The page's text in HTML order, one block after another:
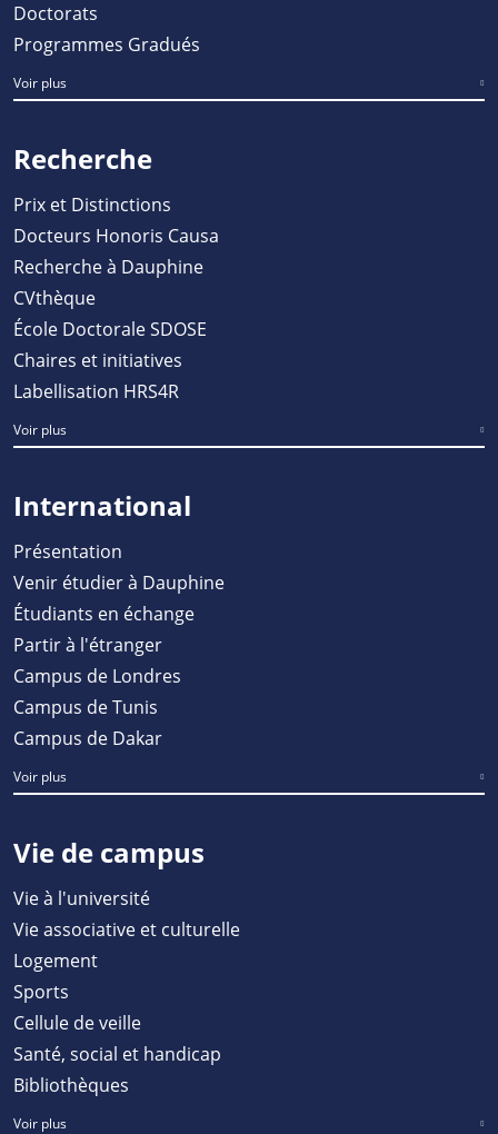
Doctorats
Programmes Gradués
Voir plus
Recherche
Prix et Distinctions
Docteurs Honoris Causa
Recherche à Dauphine
CVthèque
École Doctorale SDOSE
Chaires et initiatives
Labellisation HRS4R
Voir plus
International
Présentation
Venir étudier à Dauphine
Étudiants en échange
Partir à l'étranger
Campus de Londres
Campus de Tunis
Campus de Dakar
Voir plus
Vie de campus
Vie à l'université
Vie associative et culturelle
Logement
Sports
Cellule de veille
Santé, social et handicap
Bibliothèques
Voir plus